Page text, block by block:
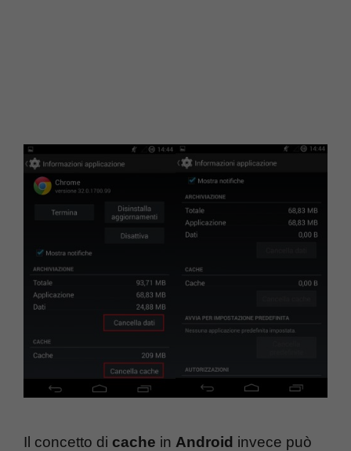
Il concetto di cache in Android invece può